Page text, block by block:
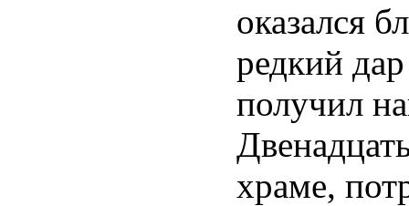
оказался
редкий
получил
храме,